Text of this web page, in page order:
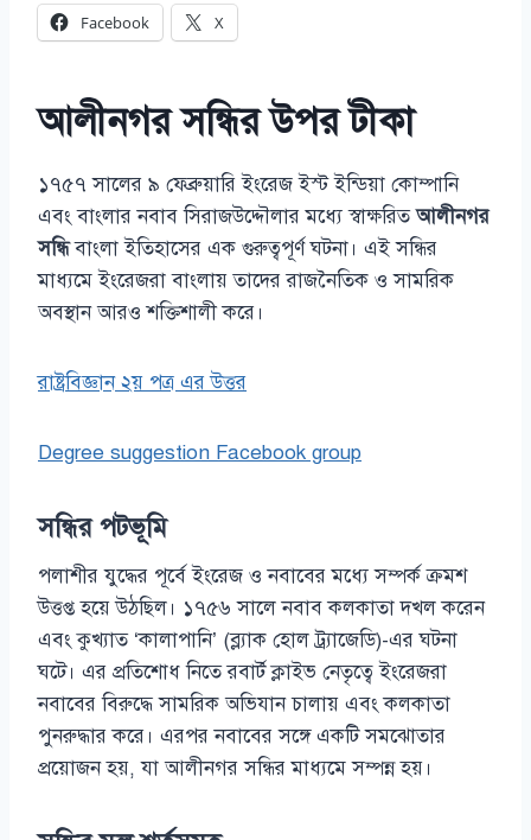
Facebook X
আলীনগর সন্ধির উপর টীকা
১৭৫৭ সালের ৯ ফেব্রুয়ারি ইংরেজ ইস্ট ইন্ডিয়া কোম্পানি
এবং বাংলার নবাব সিরাজউদ্দৌলার মধ্যে স্বাক্ষরিতআলীনগর
সন্ধিবাংলা ইতিহাসের এক গুরুত্বপূর্ণ ঘটনা। এই সন্ধির
মাধ্যমে ইংরেজরা বাংলায় তাদের রাজনৈতিক ও সামরিক
অবস্থান আরও শক্তিশালী করে।
রাষ্ট্রবিজ্ঞান ২য় পত্র এর উত্তর
Degree suggestion Facebook group
সন্ধির পটভূমি
পলাশীর যুদ্ধের পূর্বে ইংরেজ ও নবাবের মধ্যে সম্পর্ক ক্রমশ
উত্তপ্ত হয়ে উঠছিল। ১৭৫৬ সালে নবাব কলকাতা দখল করেন
এবং কুখ্যাত ‘কালাপানি’ (ব্ল্যাক হোল ট্র্যাজেডি)-এর ঘটনা
ঘটে। এর প্রতিশোধ নিতে রবার্ট ক্লাইভ নেতৃত্বে ইংরেজরা
নবাবের বিরুদ্ধে সামরিক অভিযান চালায় এবং কলকাতা
পুনরুদ্ধার করে। এরপর নবাবের সঙ্গে একটি সমঝোতার
প্রয়োজন হয়, যা আলীনগর সন্ধির মাধ্যমে সম্পন্ন হয়।